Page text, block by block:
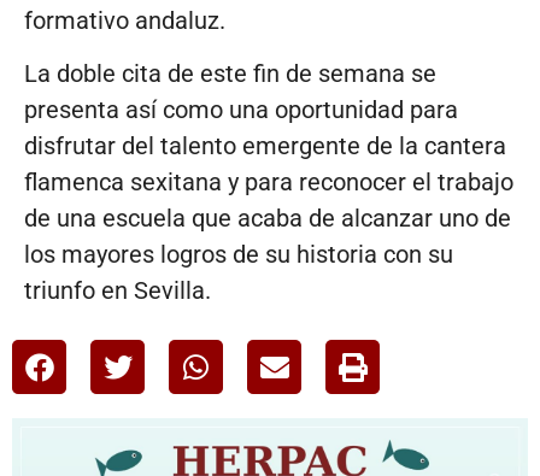
formativo andaluz.
La doble cita de este fin de semana se
presenta así como una oportunidad para
disfrutar del talento emergente de la cantera
flamenca sexitana y para reconocer el trabajo
de una escuela que acaba de alcanzar uno de
los mayores logros de su historia con su
triunfo en Sevilla.